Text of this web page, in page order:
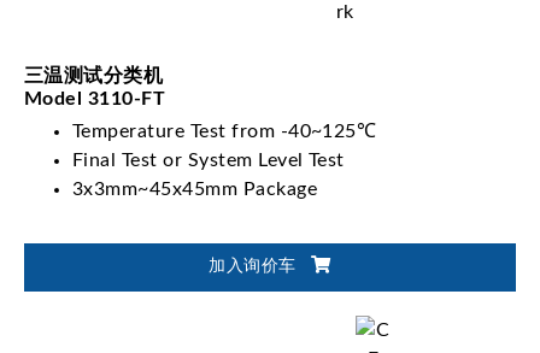
三温测试分类机
Model 3110-FT
Temperature Test from -40~125℃
Final Test or System Level Test
3x3mm~45x45mm Package
加入询价车